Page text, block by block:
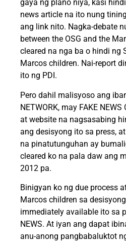
gaya ng plano niya, kasi
news article na ito nung
ang link nito. Nagka-debate
between the OSG and the
cleared na nga ba o hindi ng
Marcos children. Nai-report
ito ng PDI.
Pero dahil malisyoso ang
NETWORK, may FAKE NEWS
at website na nagsasabing
ang desisyong ito sa press,
na pinatutunguhan ay
cleared ko na pala daw ang
2012 pa.
Binigyan ko ng due process
Marcos children sa
immediately available ito sa
NEWS. At iyan ang dapat
anu-anong pangbabaluktot